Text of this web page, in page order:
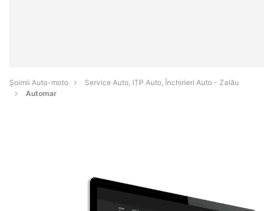
Șoimii Auto-moto
Service Auto, ITP Auto, Închirieri Auto - Zalău
Automar